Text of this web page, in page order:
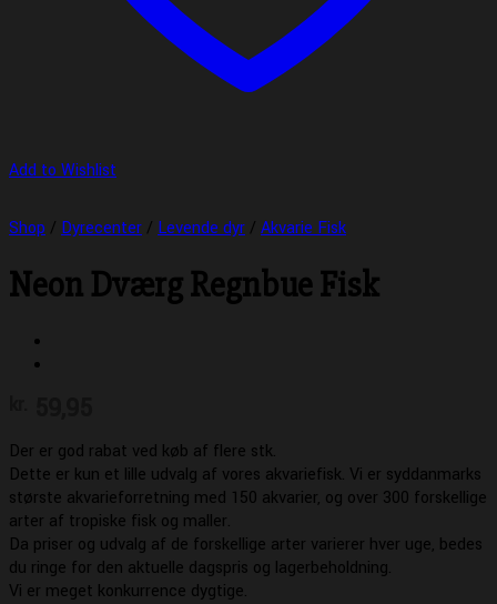
Add to Wishlist
Shop / Dyrecenter / Levende dyr / Akvarie Fisk
Neon Dværg Regnbue Fisk
Der er god rabat ved køb af flere stk.
Dette er kun et lille udvalg af vores akvariefisk. Vi er syddanmarks
største akvarieforretning med 150 akvarier, og over 300 forskellige
arter af tropiske fisk og maller.
Da priser og udvalg af de forskellige arter varierer hver uge, bedes
du ringe for den aktuelle dagspris og lagerbeholdning.
Vi er meget konkurrence dygtige.